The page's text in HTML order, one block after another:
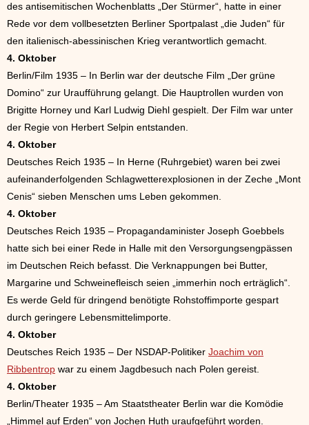
des antisemitischen Wochenblatts „Der Stürmer“, hatte in einer
Rede vor dem vollbesetzten Berliner Sportpalast „die Juden“ für
den italienisch-abessinischen Krieg verantwortlich gemacht.
4. Oktober
Berlin/Film 1935 – In Berlin war der deutsche Film „Der grüne
Domino“ zur Uraufführung gelangt. Die Hauptrollen wurden von
Brigitte Horney und Karl Ludwig Diehl gespielt. Der Film war unter
der Regie von Herbert Selpin entstanden.
4. Oktober
Deutsches Reich 1935 – In Herne (Ruhrgebiet) waren bei zwei
aufeinanderfolgenden Schlagwetterexplosionen in der Zeche „Mont
Cenis“ sieben Menschen ums Leben gekommen.
4. Oktober
Deutsches Reich 1935 – Propagandaminister Joseph Goebbels
hatte sich bei einer Rede in Halle mit den Versorgungsengpässen
im Deutschen Reich befasst. Die Verknappungen bei Butter,
Margarine und Schweinefleisch seien „immerhin noch erträglich“.
Es werde Geld für dringend benötigte Rohstoffimporte gespart
durch geringere Lebensmittelimporte.
4. Oktober
Deutsches Reich 1935 – Der NSDAP-Politiker Joachim von
Ribbentrop war zu einem Jagdbesuch nach Polen gereist.
4. Oktober
Berlin/Theater 1935 – Am Staatstheater Berlin war die Komödie
„Himmel auf Erden“ von Jochen Huth uraufgeführt worden.